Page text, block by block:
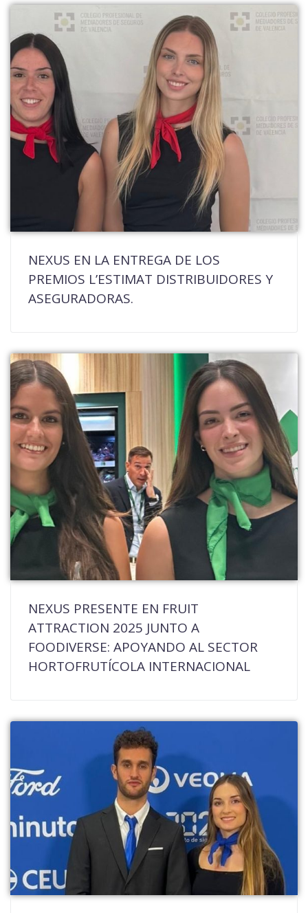
NEXUS EN LA ENTREGA DE LOS
PREMIOS L’ESTIMAT DISTRIBUIDORES Y
ASEGURADORAS.
NEXUS PRESENTE EN FRUIT
ATTRACTION 2025 JUNTO A
FOODIVERSE: APOYANDO AL SECTOR
HORTOFRUTÍCOLA INTERNACIONAL